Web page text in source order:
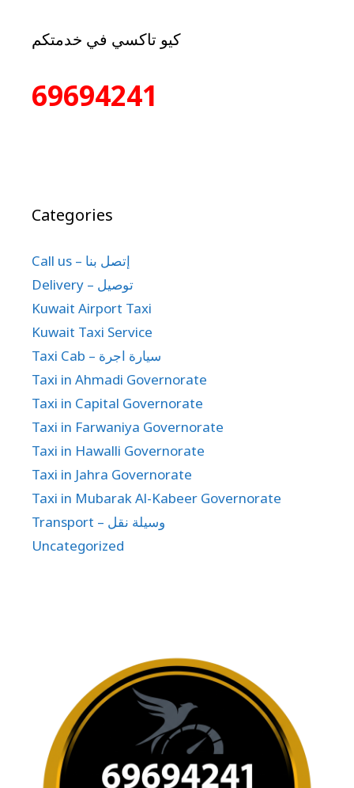
كيو تاكسي في خدمتكم
69694241
Categories
Call us – إتصل بنا
Delivery – توصيل
Kuwait Airport Taxi
Kuwait Taxi Service
Taxi Cab – سيارة اجرة
Taxi in Ahmadi Governorate
Taxi in Capital Governorate
Taxi in Farwaniya Governorate
Taxi in Hawalli Governorate
Taxi in Jahra Governorate
Taxi in Mubarak Al-Kabeer Governorate
Transport – وسيلة نقل
Uncategorized